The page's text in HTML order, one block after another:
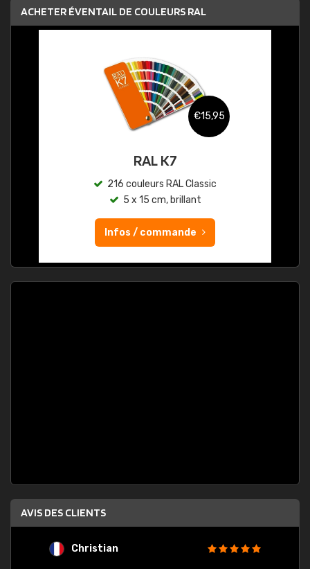
ACHETER ÉVENTAIL DE COULEURS RAL
€15,95
RAL K7
216 couleurs RAL Classic
5 x 15 cm, brillant
Infos / commande
AVIS DES CLIENTS
Christian